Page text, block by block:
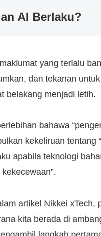
AI Berlaku?
yang terlalu
dan tekanan
belakang menjadi letih.
bahawa
kekeliruan tentang
apabila teknologi
artikel Nikkei
kita berada di